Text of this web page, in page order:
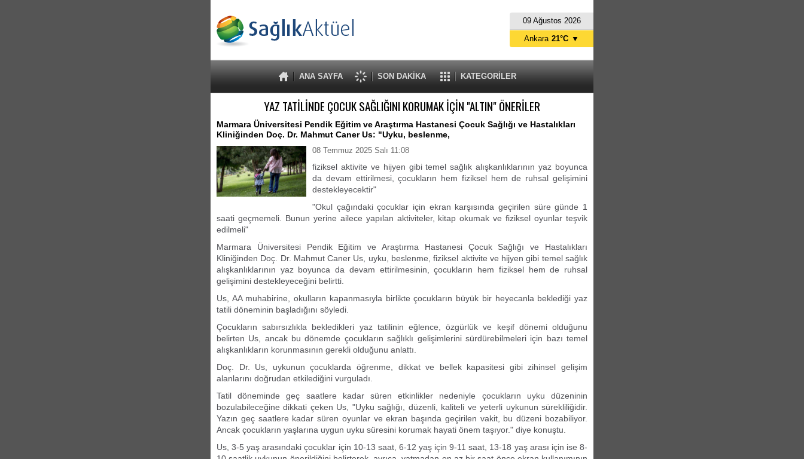
09 Ağustos 2026
ANA SAYFA SON DAKİKA KATEGORİLER
Ankara 21°C ▼
İzmir
YAZ TATİLİNDE ÇOCUK SAĞLIĞINI KORUMAK İÇİN "ALTIN" ÖNERİLER
Marmara Üniversitesi Pendik Eğitim ve Araştırma Hastanesi Çocuk Sağlığı ve Hastalıkları
Kliniğinden Doç. Dr. Mahmut Caner Us: "Uyku, beslenme,
08 Temmuz 2025 Salı 11:08
fiziksel aktivite ve hijyen gibi temel sağlık alışkanlıklarının yaz boyunca
da devam ettirilmesi, çocukların hem fiziksel hem de ruhsal gelişimini
destekleyecektir"
"Okul çağındaki çocuklar için ekran karşısında geçirilen süre günde 1
saati geçmemeli. Bunun yerine ailece yapılan aktiviteler, kitap okumak ve fiziksel oyunlar teşvik
edilmeli"
Marmara Üniversitesi Pendik Eğitim ve Araştırma Hastanesi Çocuk Sağlığı ve Hastalıkları
Kliniğinden Doç. Dr. Mahmut Caner Us, uyku, beslenme, fiziksel aktivite ve hijyen gibi temel sağlık
alışkanlıklarının yaz boyunca da devam ettirilmesinin, çocukların hem fiziksel hem de ruhsal
gelişimini destekleyeceğini belirtti.
Us, AA muhabirine, okulların kapanmasıyla birlikte çocukların büyük bir heyecanla beklediği yaz
tatili döneminin başladığını söyledi.
Çocukların sabırsızlıkla bekledikleri yaz tatilinin eğlence, özgürlük ve keşif dönemi olduğunu
belirten Us, ancak bu dönemde çocukların sağlıklı gelişimlerini sürdürebilmeleri için bazı temel
alışkanlıkların korunmasının gerekli olduğunu anlattı.
Doç. Dr. Us, uykunun çocuklarda öğrenme, dikkat ve bellek kapasitesi gibi zihinsel gelişim
alanlarını doğrudan etkilediğini vurguladı.
Tatil döneminde geç saatlere kadar süren etkinlikler nedeniyle çocukların uyku düzeninin
bozulabileceğine dikkati çeken Us, "Uyku sağlığı, düzenli, kaliteli ve yeterli uykunun sürekliliğidir.
Yazın geç saatlere kadar süren oyunlar ve ekran başında geçirilen vakit, bu düzeni bozabiliyor.
Ancak çocukların yaşlarına uygun uyku süresini korumak hayati önem taşıyor." diye konuştu.
Us, 3-5 yaş arasındaki çocuklar için 10-13 saat, 6-12 yaş için 9-11 saat, 13-18 yaş arası için ise 8-